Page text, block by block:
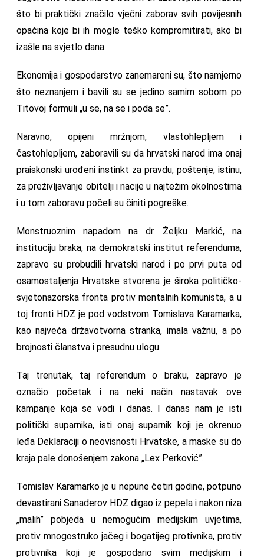
što bi praktički značilo vječni zaborav svih povijesnih
opačina koje bi ih mogle teško kompromitirati, ako bi
izašle na svjetlo dana.
Ekonomija i gospodarstvo zanemareni su, što namjerno
što neznanjem i bavili su se jedino samim sobom po
Titovoj formuli „u se, na se i poda se”.
Naravno, opijeni mržnjom, vlastohlepljem i
častohlepljem, zaboravili su da hrvatski narod ima onaj
praiskonski urođeni instinkt za pravdu, poštenje, istinu,
za preživljavanje obitelji i nacije u najtežim okolnostima
i u tom zaboravu počeli su činiti pogreške.
Monstruoznim napadom na dr. Željku Markić, na
instituciju braka, na demokratski institut referenduma,
zapravo su probudili hrvatski narod i po prvi puta od
osamostaljenja Hrvatske stvorena je široka političko-
svjetonazorska fronta protiv mentalnih komunista, a u
toj fronti HDZ je pod vodstvom Tomislava Karamarka,
kao najveća državotvorna stranka, imala važnu, a po
brojnosti članstva i presudnu ulogu.
Taj trenutak, taj referendum o braku, zapravo je
označio početak i na neki način nastavak ove
kampanje koja se vodi i danas. I danas nam je isti
politički suparnika, isti onaj suparnik koji je okrenuo
leđa Deklaraciji o neovisnosti Hrvatske, a maske su do
kraja pale donošenjem zakona „Lex Perković”.
Tomislav Karamarko je u nepune četiri godine, potpuno
devastirani Sanaderov HDZ digao iz pepela i nakon niza
„malih” pobjeda u nemogućim medijskim uvjetima,
protiv mnogostruko jačeg i bogatijeg protivnika, protiv
protivnika koji je gospodario svim medijskim i